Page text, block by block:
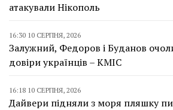
атакували Нікополь
16:30 10 СЕРПНЯ, 2026
Залужний, Федоров і Буданов
довіри українців – КМІС
16:18 10 СЕРПНЯ, 2026
Дайвери підняли з моря пляшку